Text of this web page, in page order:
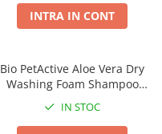
INTRA IN CONT
Bio PetActive Aloe Vera Dry
Washing Foam Shampoo
IN STOC